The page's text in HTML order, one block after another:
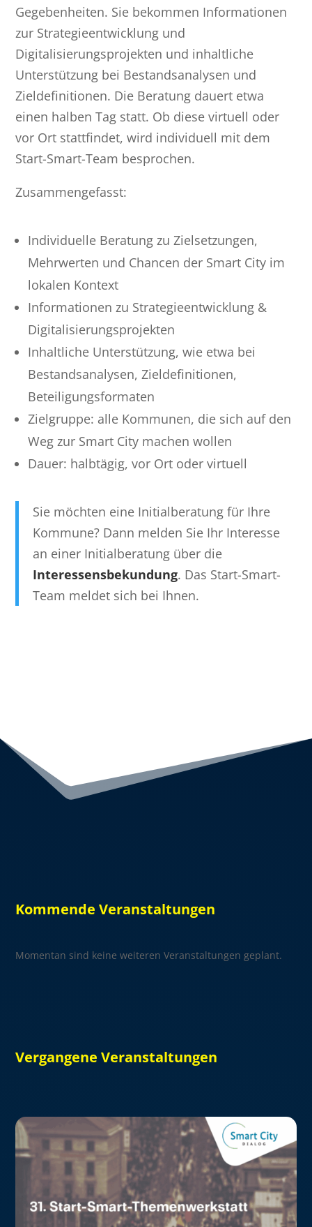
Gegebenheiten. Sie bekommen Informationen
zur Strategieentwicklung und
Digitalisierungsprojekten und inhaltliche
Unterstützung bei Bestandsanalysen und
Zieldefinitionen. Die Beratung dauert etwa
einen halben Tag statt. Ob diese virtuell oder
vor Ort stattfindet, wird individuell mit dem
Start-Smart-Team besprochen.
Zusammengefasst:
Individuelle Beratung zu Zielsetzungen,
Mehrwerten und Chancen der Smart City im
lokalen Kontext
Informationen zu Strategieentwicklung &
Digitalisierungsprojekten
Inhaltliche Unterstützung, wie etwa bei
Bestandsanalysen, Zieldefinitionen,
Beteiligungsformaten
Zielgruppe: alle Kommunen, die sich auf den
Weg zur Smart City machen wollen
Dauer: halbtägig, vor Ort oder virtuell
Sie möchten eine Initialberatung für Ihre
Kommune? Dann melden Sie Ihr Interesse
an einer Initialberatung über die
Interessensbekundung. Das Start-Smart-
Team meldet sich bei Ihnen.
Kommende Veranstaltungen
Momentan sind keine weiteren Veranstaltungen geplant.
Vergangene Veranstaltungen